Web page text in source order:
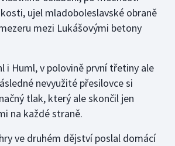
ujel mladoboleslavské obraně
mezi Lukášovými betony
i Huml, v polovině první třetiny ale
nevyužité přesilovce si
tlak, který ale skončil jen
na každé straně.
ve druhém dějství poslal domácí